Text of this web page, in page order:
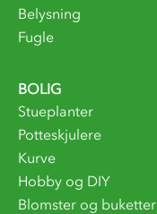
Belysning
Fugle
BOLIG
Stueplanter
Potteskjulere
Kurve
Hobby og DIY
Blomster og buketter